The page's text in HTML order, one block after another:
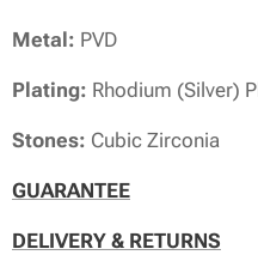
Metal: PVD
Plating: Rhodium (Silver)
Stones: Cubic Zirconia
GUARANTEE
DELIVERY & RETURNS